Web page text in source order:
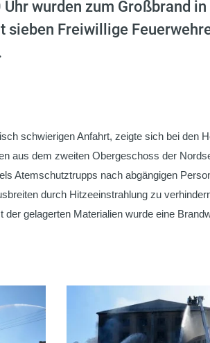
Uhr wurden zum Großbrand
sieben Freiwillige
schwierigen Anfahrt, zeigte sich bei den
aus dem zweiten Obergeschoss der
Atemschutztrupps nach abgängigen
durch Hitzeeinstrahlung zu
der gelagerten Materialien wurde eine